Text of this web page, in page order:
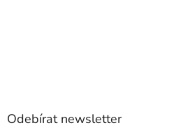
Odebírat newsletter